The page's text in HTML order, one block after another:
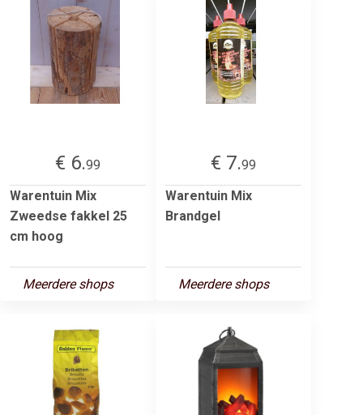
€ 6.99
Warentuin Mix
Zweedse fakkel 25
cm hoog
Meerdere shops
€ 7.99
Warentuin Mix
Brandgel
Meerdere shops